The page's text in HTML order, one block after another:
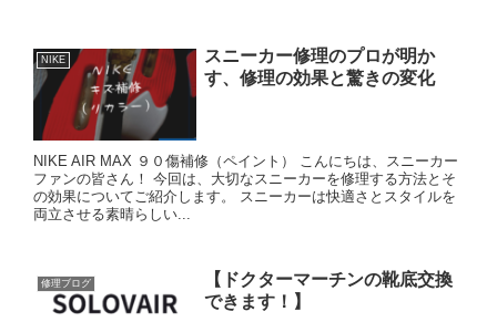
NIKE
スニーカー修理のプロが明か
す、修理の効果と驚きの変化
NIKE AIR MAX ９０傷補修（ペイント） こんにちは、スニーカー
ファンの皆さん！ 今回は、大切なスニーカーを修理する方法とそ
の効果についてご紹介します。 スニーカーは快適さとスタイルを
両立させる素晴らしい...
修理ブログ
【ドクターマーチンの靴底交換
できます！】